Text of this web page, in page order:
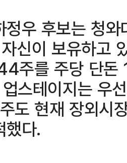
우 후보는 청
신이 보유하고
주를 주당 단돈
스테이지는
도 현재 장외시
했다.